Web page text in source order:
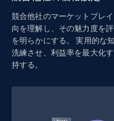
price, and more.
1.9K+ 323+
競合他社のマーケットプレ
向を理解し、その魅力度を
を明らかにする。 実用的な
洗練させ、利益率を最大化
持する。